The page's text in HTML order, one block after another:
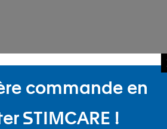
commande en
STIMCARE !